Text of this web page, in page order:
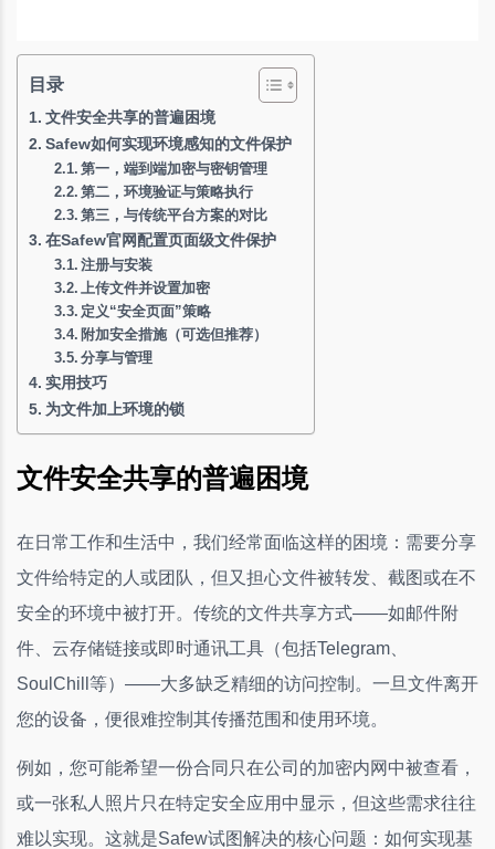
目录
文件安全共享的普遍困境
Safew如何实现环境感知的文件保护
第一，端到端加密与密钥管理
第二，环境验证与策略执行
第三，与传统平台方案的对比
在Safew官网配置页面级文件保护
注册与安装
上传文件并设置加密
定义“安全页面”策略
附加安全措施（可选但推荐）
分享与管理
实用技巧
为文件加上环境的锁
文件安全共享的普遍困境
在日常工作和生活中，我们经常面临这样的困境：需要分享
文件给特定的人或团队，但又担心文件被转发、截图或在不
安全的环境中被打开。传统的文件共享方式——如邮件附
件、云存储链接或即时通讯工具（包括Telegram、
SoulChill等）——大多缺乏精细的访问控制。一旦文件离开
您的设备，便很难控制其传播范围和使用环境。
例如，您可能希望一份合同只在公司的加密内网中被查看，
或一张私人照片只在特定安全应用中显示，但这些需求往往
难以实现。这就是Safew试图解决的核心问题：如何实现基